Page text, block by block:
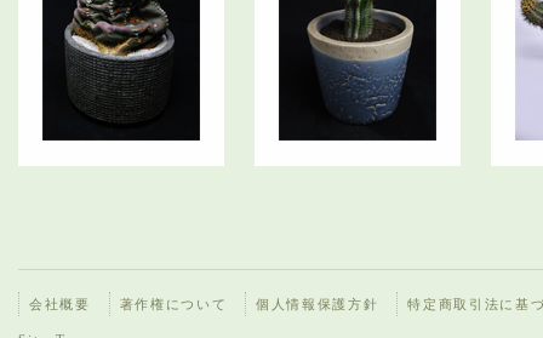
会社概要 著作権について 個人情報保護方針 特定商取引法に基